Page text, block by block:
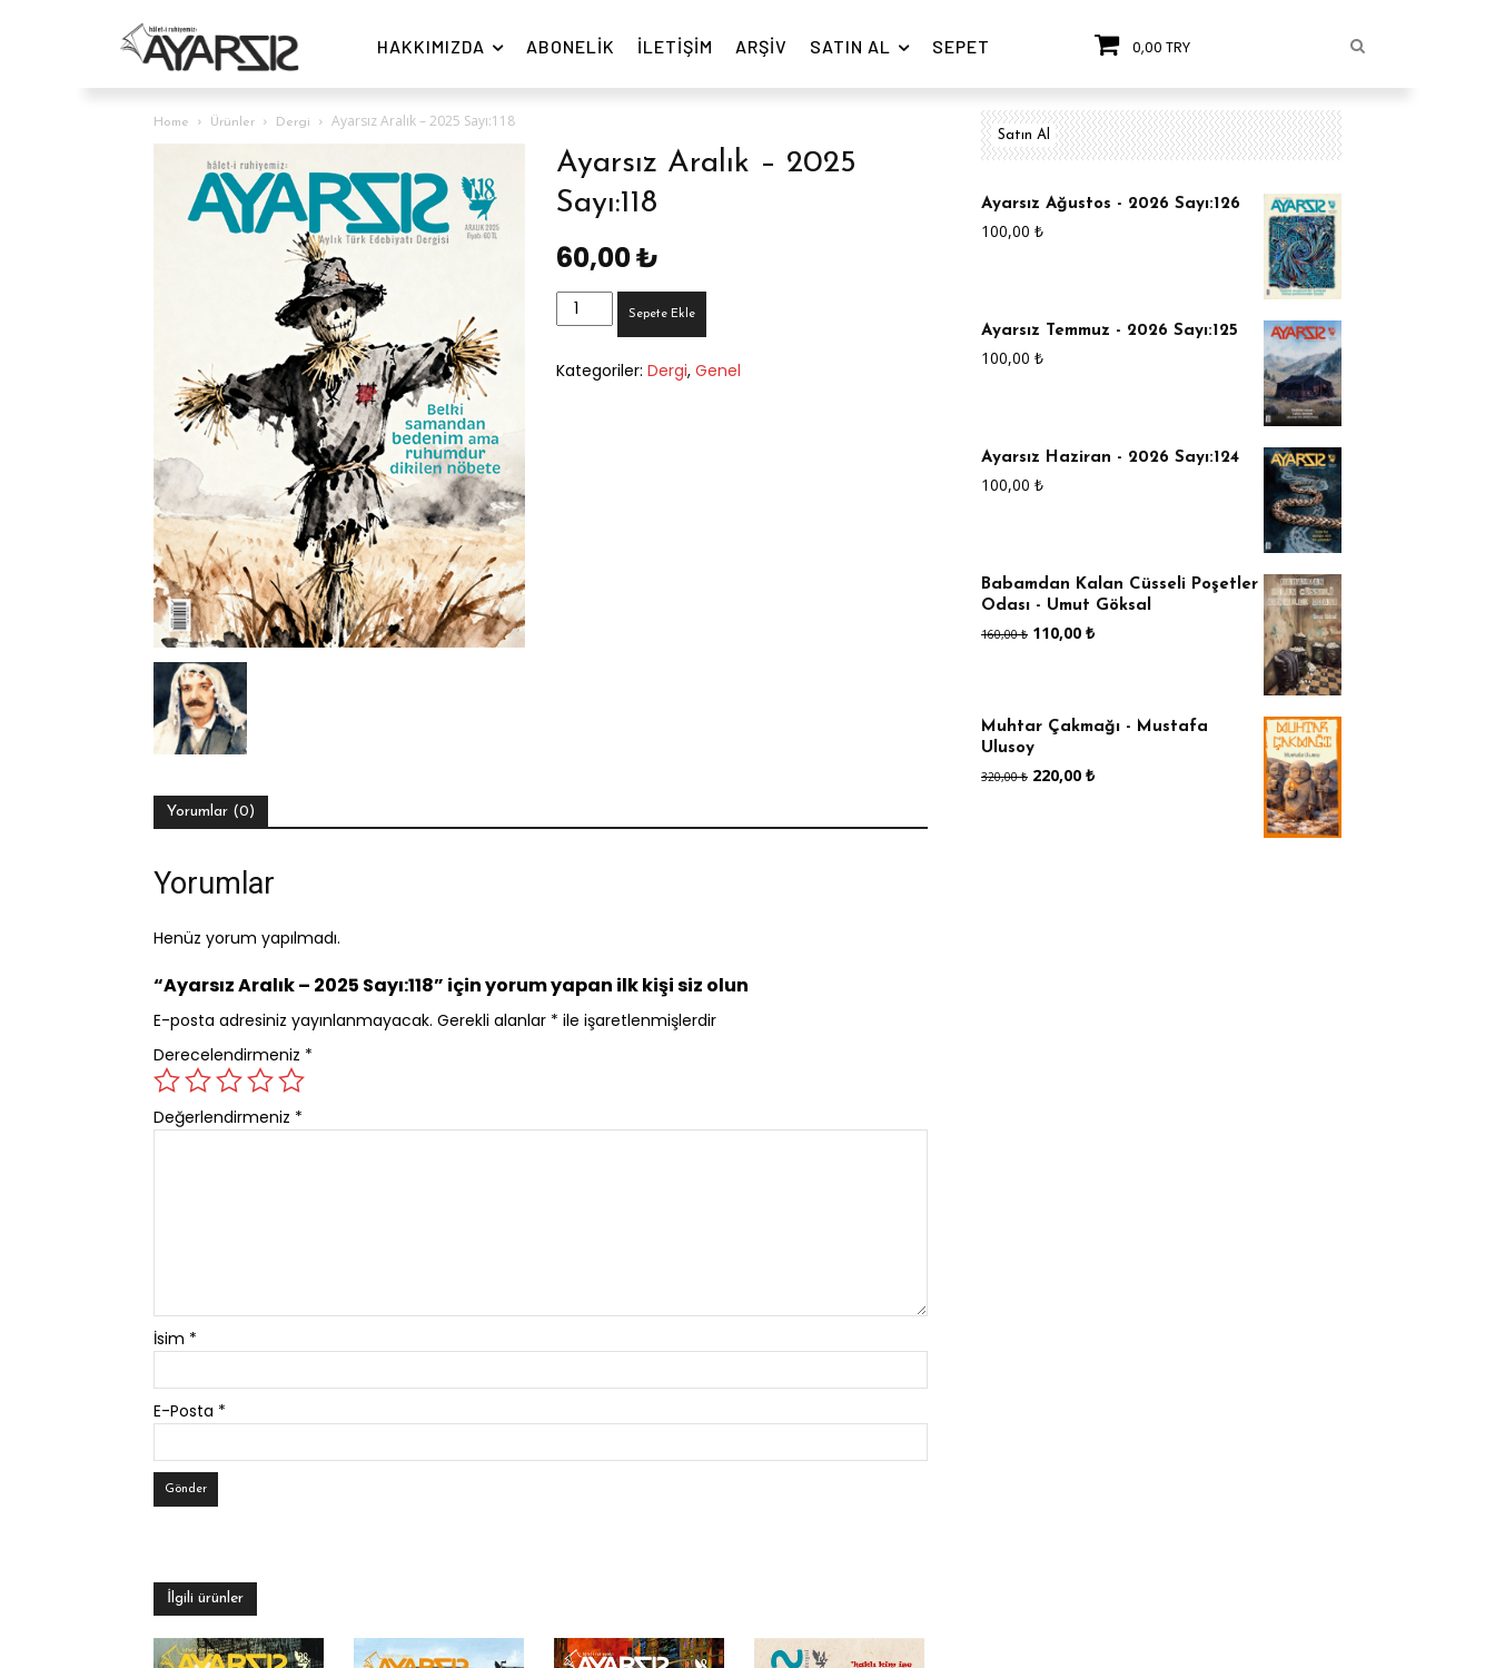
HAKKIMIZDA ABONELIK İLETIŞIM ARŞIV SATIN AL SEPET 0,00 TRY
Home Ürünler Dergi Ayarsız Aralık – 2025 Sayı:118
Ayarsız Aralık – 2025
Sayı:118
60,00₺
Ayarsız
Aralık
2025
Sepete Ekle
Kategoriler: Dergi, Genel
Yorumlar (0)
Yorumlar
Henüz yorum yapılmadı.
“Ayarsız Aralık – 2025 Sayı:118” için yorum yapan ilk kişi siz olun
E-posta adresiniz yayınlanmayacak. Gerekli alanlar * ile işaretlenmişlerdir
Derecelendirmeniz *
Değerlendirmeniz *
İsim *
E-Posta *
İlgili ürünler
Satın Al
Ayarsız Ağustos - 2026 Sayı:126
100,00 ₺
Ayarsız Temmuz - 2026 Sayı:125
100,00 ₺
Ayarsız Haziran - 2026 Sayı:124
100,00 ₺
Babamdan Kalan Cüsseli Poşetler
Odası - Umut Göksal
160,00₺ Orijinal
110,00 ₺Şu
110,00 ₺.
Muhtar Çakmağı - Mustafa
Ulusoy
320,00₺ Orijinal
220,00 ₺Şu